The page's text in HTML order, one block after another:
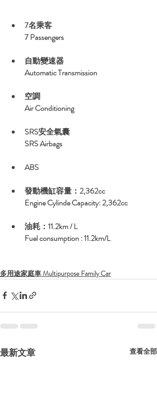
7名乘客
7 Passengers
自動變速器
Automatic Transmission
空調
Air Conditioning
SRS安全氣囊
SRS Airbags
ABS
發動機缸容量：2,362cc
Engine Cylinde Capacity: 2,362cc
油耗：11.2km / L
Fuel consumption : 11.2km/L
多用途家庭車 Multipurpose Family Car
最新文章 查看全部